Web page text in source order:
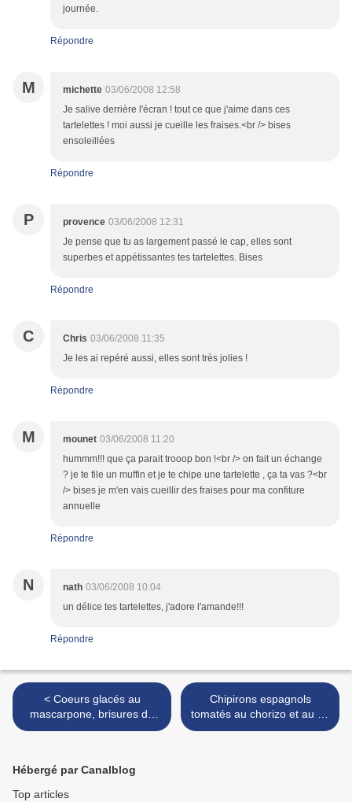
journée.
Répondre
M michette 03/06/2008 12:58
Je salive derrière l'écran ! tout ce que j'aime dans ces
tartelettes ! moi aussi je cueille les fraises.<br /> bises
ensoleillées
Répondre
P provence 03/06/2008 12:31
Je pense que tu as largement passé le cap, elles sont
superbes et appétissantes tes tartelettes. Bises
Répondre
C Chris 03/06/2008 11:35
Je les ai repéré aussi, elles sont très jolies !
Répondre
M mounet 03/06/2008 11:20
hummm!!! que ça parait trooop bon !<br /> on fait un échange
? je te file un muffin et je te chipe une tartelette , ça ta vas ?<br
/> bises je m'en vais cueillir des fraises pour ma confiture
annuelle
Répondre
N nath 03/06/2008 10:04
un délice tes tartelettes, j'adore l'amande!!!
Répondre
< Coeurs glacés au
mascarpone, brisures de
chocolat sans sorbetière
Chipirons espagnols
tomatés au chorizo et au riz
>
Hébergé par Canalblog
Top articles